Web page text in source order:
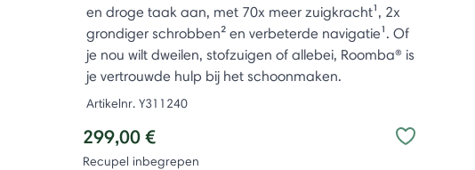
en droge taak aan, met 70x meer zuigkracht¹, 2x
grondiger schrobben² en verbeterde navigatie¹. Of
je nou wilt dweilen, stofzuigen of allebei, Roomba® is
je vertrouwde hulp bij het schoonmaken.
Artikelnr. Y311240
299,00 €
Recupel inbegrepen